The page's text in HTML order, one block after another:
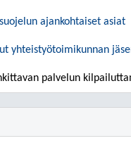
ajankohtaiset asiat
yhteistyötoimikunnan
palvelun